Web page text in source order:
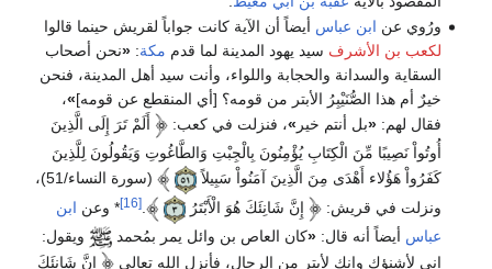
ورُوي عن ابن عباس أيضاً أن الآية كانت جواباً لقريش حينما قالوا
لكعب بن الأشرف سيد يهود المدينة لما قدم مكة:
«نحن أصحاب
السقاية والسدانة والحجابة واللواء، وأنت سيد أهل المدينة، فنحن
خيرٌ أم هذا الصُّنَيْبِرُ الأبتر من قومه؟ [أي المنقطع عن قومه]»،
فقال لهم:«بل أنتم خير »، فنزلت في كعب:
أَلَمْ تَرَ إِلَى الَّذِينَ
أُوتُواْ نَصِيبًا مِّنَ الْكِتَابِ يُؤْمِنُونَ بِالْجِبْتِ وَالطَّاغُوتِ وَيَقُولُونَ لِلَّذِينَ
كَفَرُواْ هَؤُلاء أَهْدَى مِنَ الَّذِينَ آمَنُواْ سَبِيلاً
(سورة النساء/51)،
ونزلت في قريش:
إِنَّ شَانِئَكَ هُوَ الْأَبْتَرُ .
[16] * وعن ابن
عباس أيضاً أنه قال:«كان العاص بن وائل يمر بمُحمد
ويقول:
إني لأشنؤك وإنك لأبتر من الرجال، فأنزل الله تعالى
إِنَّ شَانِئَكَ